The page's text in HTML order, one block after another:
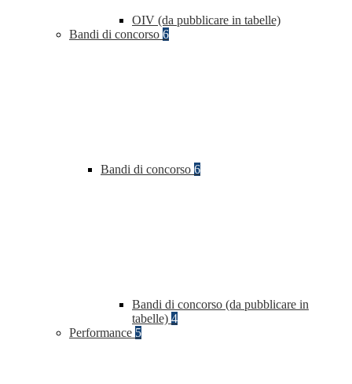
OIV (da pubblicare in tabelle)
Bandi di concorso 6
Bandi di concorso 6
Bandi di concorso (da pubblicare in
tabelle) 4
Performance 5